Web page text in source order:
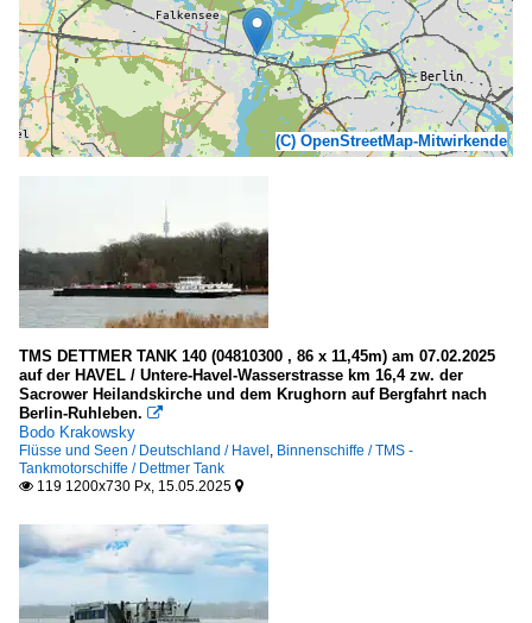
(C) OpenStreetMap-Mitwirkende
TMS DETTMER TANK 140 (04810300 , 86 x 11,45m) am 07.02.2025
auf der HAVEL / Untere-Havel-Wasserstrasse km 16,4 zw. der
Sacrower Heilandskirche und dem Krughorn auf Bergfahrt nach
Berlin-Ruhleben. 
Bodo Krakowsky
Flüsse und Seen / Deutschland / Havel , Binnenschiffe / TMS -
Tankmotorschiffe / Dettmer Tank
 119 1200x730 Px, 15.05.2025 